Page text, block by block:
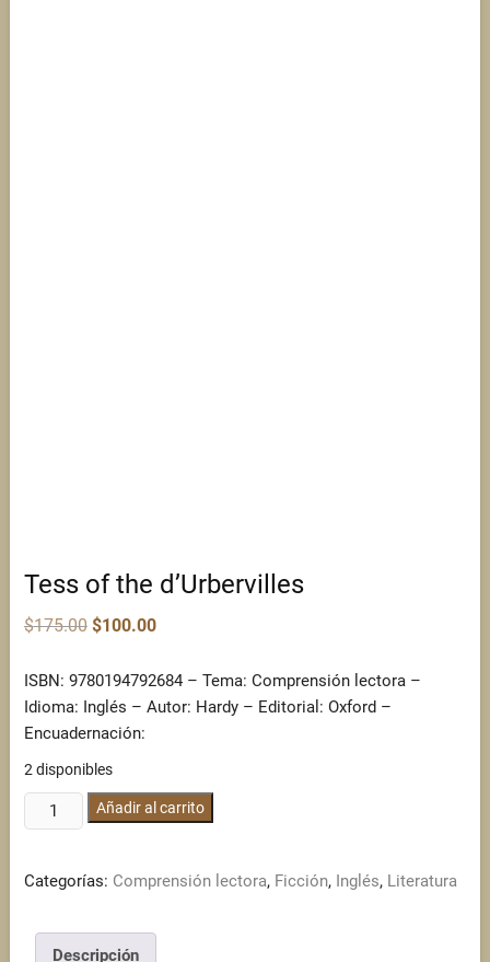
Tess of the d’Urbervilles
$175.00 Original
price
$175.00.
$100.00Current
$100.00.
ISBN: 9780194792684 – Tema: Comprensión lectora –
Idioma: Inglés – Autor: Hardy – Editorial: Oxford –
Encuadernación:
2 disponibles
Tess
of
d'Urbervilles
Añadir al carrito
Categorías: Comprensión lectora, Ficción, Inglés, Literatura
Descripción